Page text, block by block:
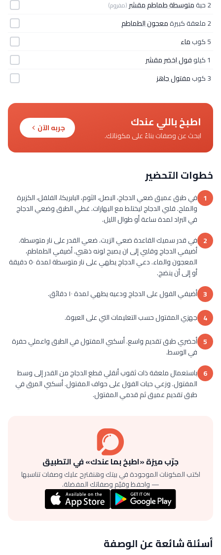
2 حبة
متوسطة طماطم مقشر (مفروم)
2 ملعقة كبيرة
معجون الطماطم
5 كوب
ماء
1 كيلو
فول اخضر مقشر
3 كوب
مفتول جاهز
اطبخ باللي عندك
ابحث عن وصفات بناءً على مكوناتك.
جربه الآن
خطوات التحضير
1 في طبق عميق ضعي الدجاج، البصل، الثوم، البابريكا، الفلفل، الكزبرة
والملح. قلبي الدجاج ليختلط مع البهارات. غطي الطبق وضعي الدجاج
في البراد لمدة ساعة أو طوال الليل.
2 في قدر سميك القاعدة ضعي الزيت. ضعي القدر على نار متوسطة.
أضيفي الدجاج وقلبي إلى ان يصبح لونه ذهبي. أضيفي الطماطم،
المعجون والماء. دعي الدجاج يطهي على نار متوسطة لمدة ٥٠ دقيقة
أو إلى أن ينضج.
3 أضيفي الفول على الدجاج ودعيه يطهي لمدة ١٠ دقائق.
4 جهزي المفتول حسب التعليمات التي على العبوة.
5 أحضري طبق تقديم واسع. أسكبي المفتول في الطبق واعملي حفرة
في الوسط.
6 باستعمال ملعقة ذات ثقوب أنقلي قطع الدجاج من القدر إلى وسط
المفتول. وزعي حبات الفول على حواف المفتول. أسكبي المرق في
طبق تقديم عميق ثم قدمي المفتول.
جرّب ميزة «اطبخ بما عندك» في التطبيق
اكتب المكونات الموجودة في بيتك وهنقترح عليك وصفات تناسبها
— واحفظ وقيّم وصفاتك المفضلة.
أسئلة شائعة عن الوصفة